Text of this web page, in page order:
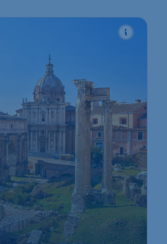
€62*
à partir de